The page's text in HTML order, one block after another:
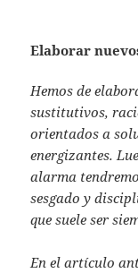
Elaborar
Hemos de
sustitutivos,
orientados a
energizantes.
alarma
sesgado y
que suele ser
En el artículo